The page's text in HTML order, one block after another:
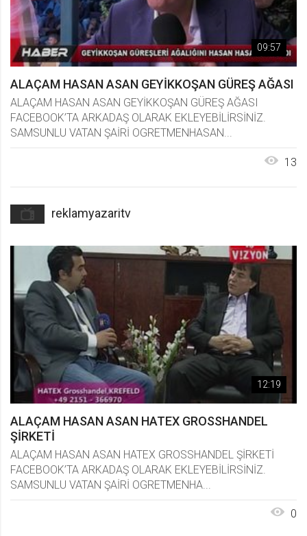
09:57
ALAÇAM HASAN ASAN GEYİKKOŞAN GÜREŞ AĞASI
ALAÇAM HASAN ASAN GEYİKKOŞAN GÜREŞ AĞASI
FACEBOOK’TA ARKADAŞ OLARAK EKLEYEBİLİRSİNİZ.
SAMSUNLU VATAN ŞAİRİ OGRETMENHASAN...
13
reklamyazaritv
12:19
ALAÇAM HASAN ASAN HATEX GROSSHANDEL
ŞİRKETİ
ALAÇAM HASAN ASAN HATEX GROSSHANDEL ŞİRKETİ
FACEBOOK’TA ARKADAŞ OLARAK EKLEYEBİLİRSİNİZ.
SAMSUNLU VATAN ŞAİRİ OGRETMENHA...
0